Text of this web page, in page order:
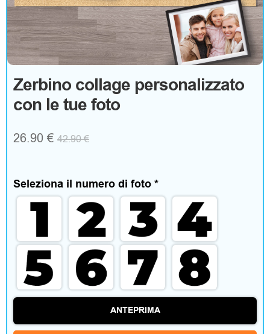
g
o
A
b
b
g
l
a
m
e
n
Zerbino collage personalizzato
con le tue foto
26.90 € 42.90€
Seleziona il numero di foto *
ANTEPRIMA